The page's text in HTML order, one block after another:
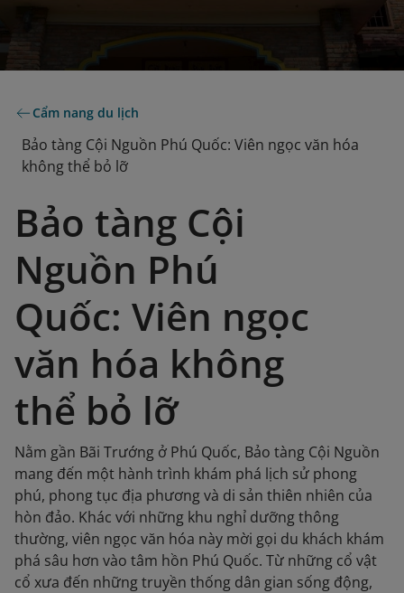
Cẩm nang du lịch
Bảo tàng Cội Nguồn Phú Quốc: Viên ngọc văn hóa
không thể bỏ lỡ
Bảo tàng Cội
Nguồn Phú
Quốc: Viên ngọc
văn hóa không
thể bỏ lỡ
Nằm gần Bãi Trướng ở Phú Quốc, Bảo tàng Cội Nguồn
mang đến một hành trình khám phá lịch sử phong
phú, phong tục địa phương và di sản thiên nhiên của
hòn đảo. Khác với những khu nghỉ dưỡng thông
thường, viên ngọc văn hóa này mời gọi du khách khám
phá sâu hơn vào tâm hồn Phú Quốc. Từ những cổ vật
cổ xưa đến những truyền thống dân gian sống động,